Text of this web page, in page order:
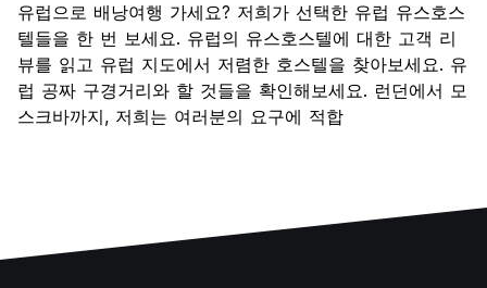
유럽으로 배낭여행 가세요? 저희가 선택한 유럽 유스호스
텔들을 한 번 보세요. 유럽의 유스호스텔에 대한 고객 리
뷰를 읽고 유럽 지도에서 저렴한 호스텔을 찾아보세요. 유
럽 공짜 구경거리와 할 것들을 확인해보세요. 런던에서 모
스크바까지, 저희는 여러분의 요구에 적합